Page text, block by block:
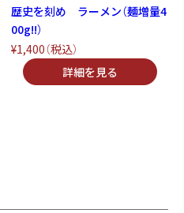
歴史を刻め ラーメン（麺増量4
00g!!）
¥1,400（税込）